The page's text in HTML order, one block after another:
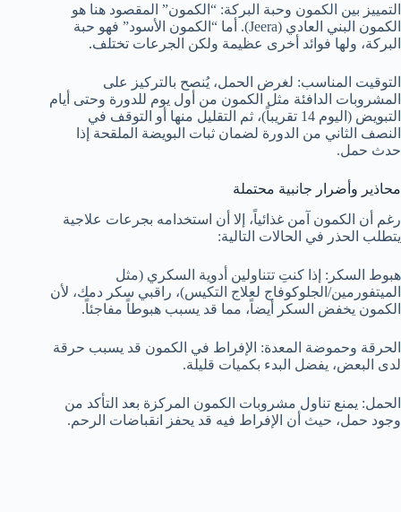
التمييز بين الكمون وحبة البركة: “الكمون” المقصود هنا هو
الكمون البني العادي (Jeera). أما “الكمون الأسود” فهو حبة
البركة، ولها فوائد أخرى عظيمة ولكن الجرعات تختلف.
التوقيت المناسب: لغرض الحمل، يُنصح بالتركيز على
المشروبات الدافئة مثل الكمون من أول يوم للدورة وحتى أيام
التبويض (اليوم 14 تقريباً)، ثم التقليل منها أو التوقف في
النصف الثاني من الدورة لضمان ثبات البويضة الملقحة إذا
حدث حمل.
محاذير وأضرار جانبية محتملة
رغم أن الكمون آمن غذائياً، إلا أن استخدامه بجرعات علاجية
يتطلب الحذر في الحالات التالية:
هبوط السكر: إذا كنتِ تتناولين أدوية السكري (مثل
الميتفورمين/الجلوكوفاج لعلاج التكيس)، راقبي سكر دمك، لأن
الكمون يخفض السكر أيضاً، مما قد يسبب هبوطاً مفاجئاً.
الحرقة وحموضة المعدة: الإفراط في الكمون قد يسبب حرقة
لدى البعض، يفضل البدء بكميات قليلة.
الحمل: يمنع تناول مشروبات الكمون المركزة بعد التأكد من
وجود حمل، حيث أن الإفراط فيه قد يحفز انقباضات الرحم.